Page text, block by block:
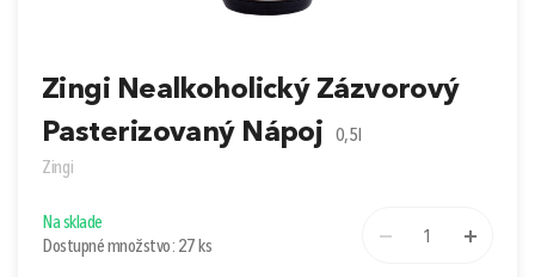
Zingi Nealkoholický Zázvorový
Pasterizovaný Nápoj
0,5l
Zingi
Na sklade
Dostupné množstvo: 27 ks
1